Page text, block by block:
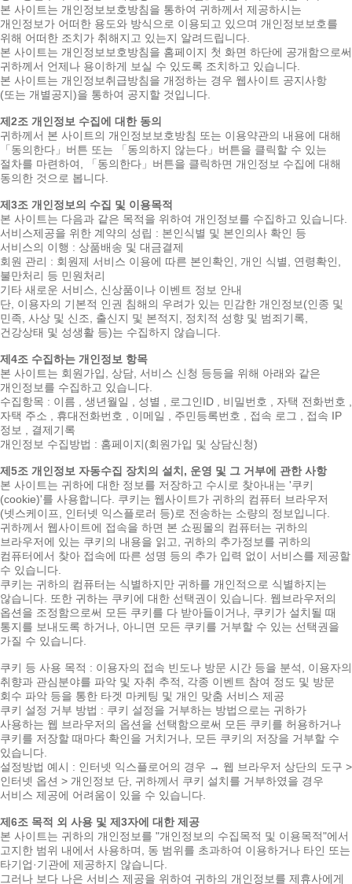
본 사이트는 개인정보보호방침을 통하여 귀하께서 제공하시는
개인정보가 어떠한 용도와 방식으로 이용되고 있으며 개인정보보호를
위해 어떠한 조치가 취해지고 있는지 알려드립니다.
본 사이트는 개인정보보호방침을 홈페이지 첫 화면 하단에 공개함으로써
귀하께서 언제나 용이하게 보실 수 있도록 조치하고 있습니다.
본 사이트는 개인정보취급방침을 개정하는 경우 웹사이트 공지사항
(또는 개별공지)을 통하여 공지할 것입니다.
제2조 개인정보 수집에 대한 동의
귀하께서 본 사이트의 개인정보보호방침 또는 이용약관의 내용에 대해
「동의한다」버튼 또는 「동의하지 않는다」버튼을 클릭할 수 있는
절차를 마련하여, 「동의한다」버튼을 클릭하면 개인정보 수집에 대해
동의한 것으로 봅니다.
제3조 개인정보의 수집 및 이용목적
본 사이트는 다음과 같은 목적을 위하여 개인정보를 수집하고 있습니다.
서비스제공을 위한 계약의 성립 : 본인식별 및 본인의사 확인 등
서비스의 이행 : 상품배송 및 대금결제
회원 관리 : 회원제 서비스 이용에 따른 본인확인, 개인 식별, 연령확인,
불만처리 등 민원처리
기타 새로운 서비스, 신상품이나 이벤트 정보 안내
단, 이용자의 기본적 인권 침해의 우려가 있는 민감한 개인정보(인종 및
민족, 사상 및 신조, 출신지 및 본적지, 정치적 성향 및 범죄기록,
건강상태 및 성생활 등)는 수집하지 않습니다.
제4조 수집하는 개인정보 항목
본 사이트는 회원가입, 상담, 서비스 신청 등등을 위해 아래와 같은
개인정보를 수집하고 있습니다.
수집항목 : 이름 , 생년월일 , 성별 , 로그인ID , 비밀번호 , 자택 전화번호 ,
자택 주소 , 휴대전화번호 , 이메일 , 주민등록번호 , 접속 로그 , 접속 IP
정보 , 결제기록
개인정보 수집방법 : 홈페이지(회원가입 및 상담신청)
제5조 개인정보 자동수집 장치의 설치, 운영 및 그 거부에 관한 사항
본 사이트는 귀하에 대한 정보를 저장하고 수시로 찾아내는 '쿠키
(cookie)'를 사용합니다. 쿠키는 웹사이트가 귀하의 컴퓨터 브라우저
(넷스케이프, 인터넷 익스플로러 등)로 전송하는 소량의 정보입니다.
귀하께서 웹사이트에 접속을 하면 본 쇼핑몰의 컴퓨터는 귀하의
브라우저에 있는 쿠키의 내용을 읽고, 귀하의 추가정보를 귀하의
컴퓨터에서 찾아 접속에 따른 성명 등의 추가 입력 없이 서비스를 제공할
수 있습니다.
쿠키는 귀하의 컴퓨터는 식별하지만 귀하를 개인적으로 식별하지는
않습니다. 또한 귀하는 쿠키에 대한 선택권이 있습니다. 웹브라우저의
옵션을 조정함으로써 모든 쿠키를 다 받아들이거나, 쿠키가 설치될 때
통지를 보내도록 하거나, 아니면 모든 쿠키를 거부할 수 있는 선택권을
가질 수 있습니다.
쿠키 등 사용 목적 : 이용자의 접속 빈도나 방문 시간 등을 분석, 이용자의
취향과 관심분야를 파악 및 자취 추적, 각종 이벤트 참여 정도 및 방문
회수 파악 등을 통한 타겟 마케팅 및 개인 맞춤 서비스 제공
쿠키 설정 거부 방법 : 쿠키 설정을 거부하는 방법으로는 귀하가
사용하는 웹 브라우저의 옵션을 선택함으로써 모든 쿠키를 허용하거나
쿠키를 저장할 때마다 확인을 거치거나, 모든 쿠키의 저장을 거부할 수
있습니다.
설정방법 예시 : 인터넷 익스플로어의 경우 → 웹 브라우저 상단의 도구 >
인터넷 옵션 > 개인정보 단, 귀하께서 쿠키 설치를 거부하였을 경우
서비스 제공에 어려움이 있을 수 있습니다.
제6조 목적 외 사용 및 제3자에 대한 제공
본 사이트는 귀하의 개인정보를 "개인정보의 수집목적 및 이용목적"에서
고지한 범위 내에서 사용하며, 동 범위를 초과하여 이용하거나 타인 또는
타기업·기관에 제공하지 않습니다.
그러나 보다 나은 서비스 제공을 위하여 귀하의 개인정보를 제휴사에게